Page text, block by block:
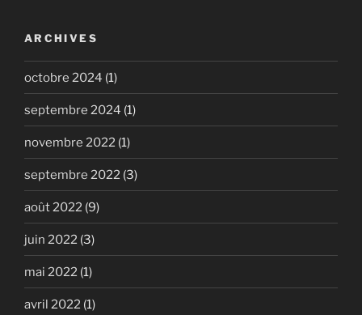
ARCHIVES
octobre 2024 (1)
septembre 2024 (1)
novembre 2022 (1)
septembre 2022 (3)
août 2022 (9)
juin 2022 (3)
mai 2022 (1)
avril 2022 (1)